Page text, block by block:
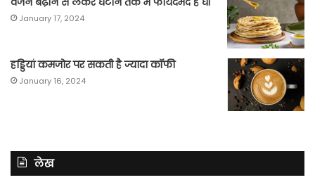
January 17, 2024
हड्डियां कमजोर पर सकती है ज्यादा कॉफी
January 16, 2024
लेख